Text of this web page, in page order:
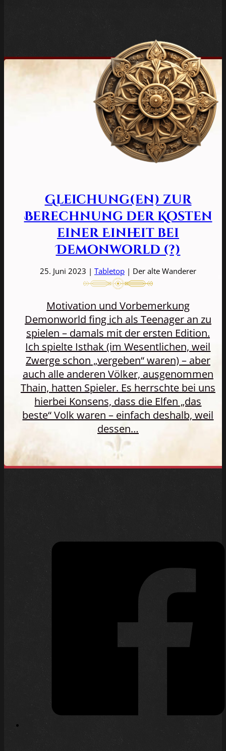
Gleichung(en) zur
Berechnung der Kosten
einer Einheit bei
Demonworld (?)
25. Juni 2023 | Tabletop | Der alte Wanderer
Motivation und Vorbemerkung
Demonworld fing ich als Teenager an zu
spielen – damals mit der ersten Edition.
Ich spielte Isthak (im Wesentlichen, weil
Zwerge schon „vergeben“ waren) – aber
auch alle anderen Völker, ausgenommen
Thain, hatten Spieler. Es herrschte bei uns
hierbei Konsens, dass die Elfen „das
beste“ Volk waren – einfach deshalb, weil
dessen…